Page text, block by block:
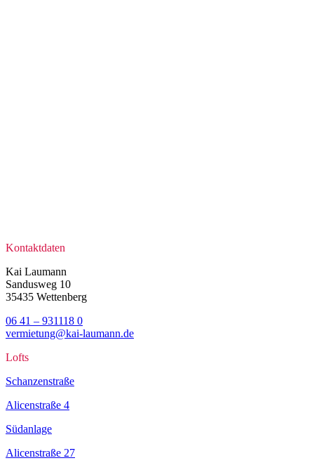
Kontaktdaten
Kai Laumann
Sandusweg 10
35435 Wettenberg
06 41 – 931118 0
vermietung@kai-laumann.de
Lofts
Schanzenstraße
Alicenstraße 4
Südanlage
Alicenstraße 27